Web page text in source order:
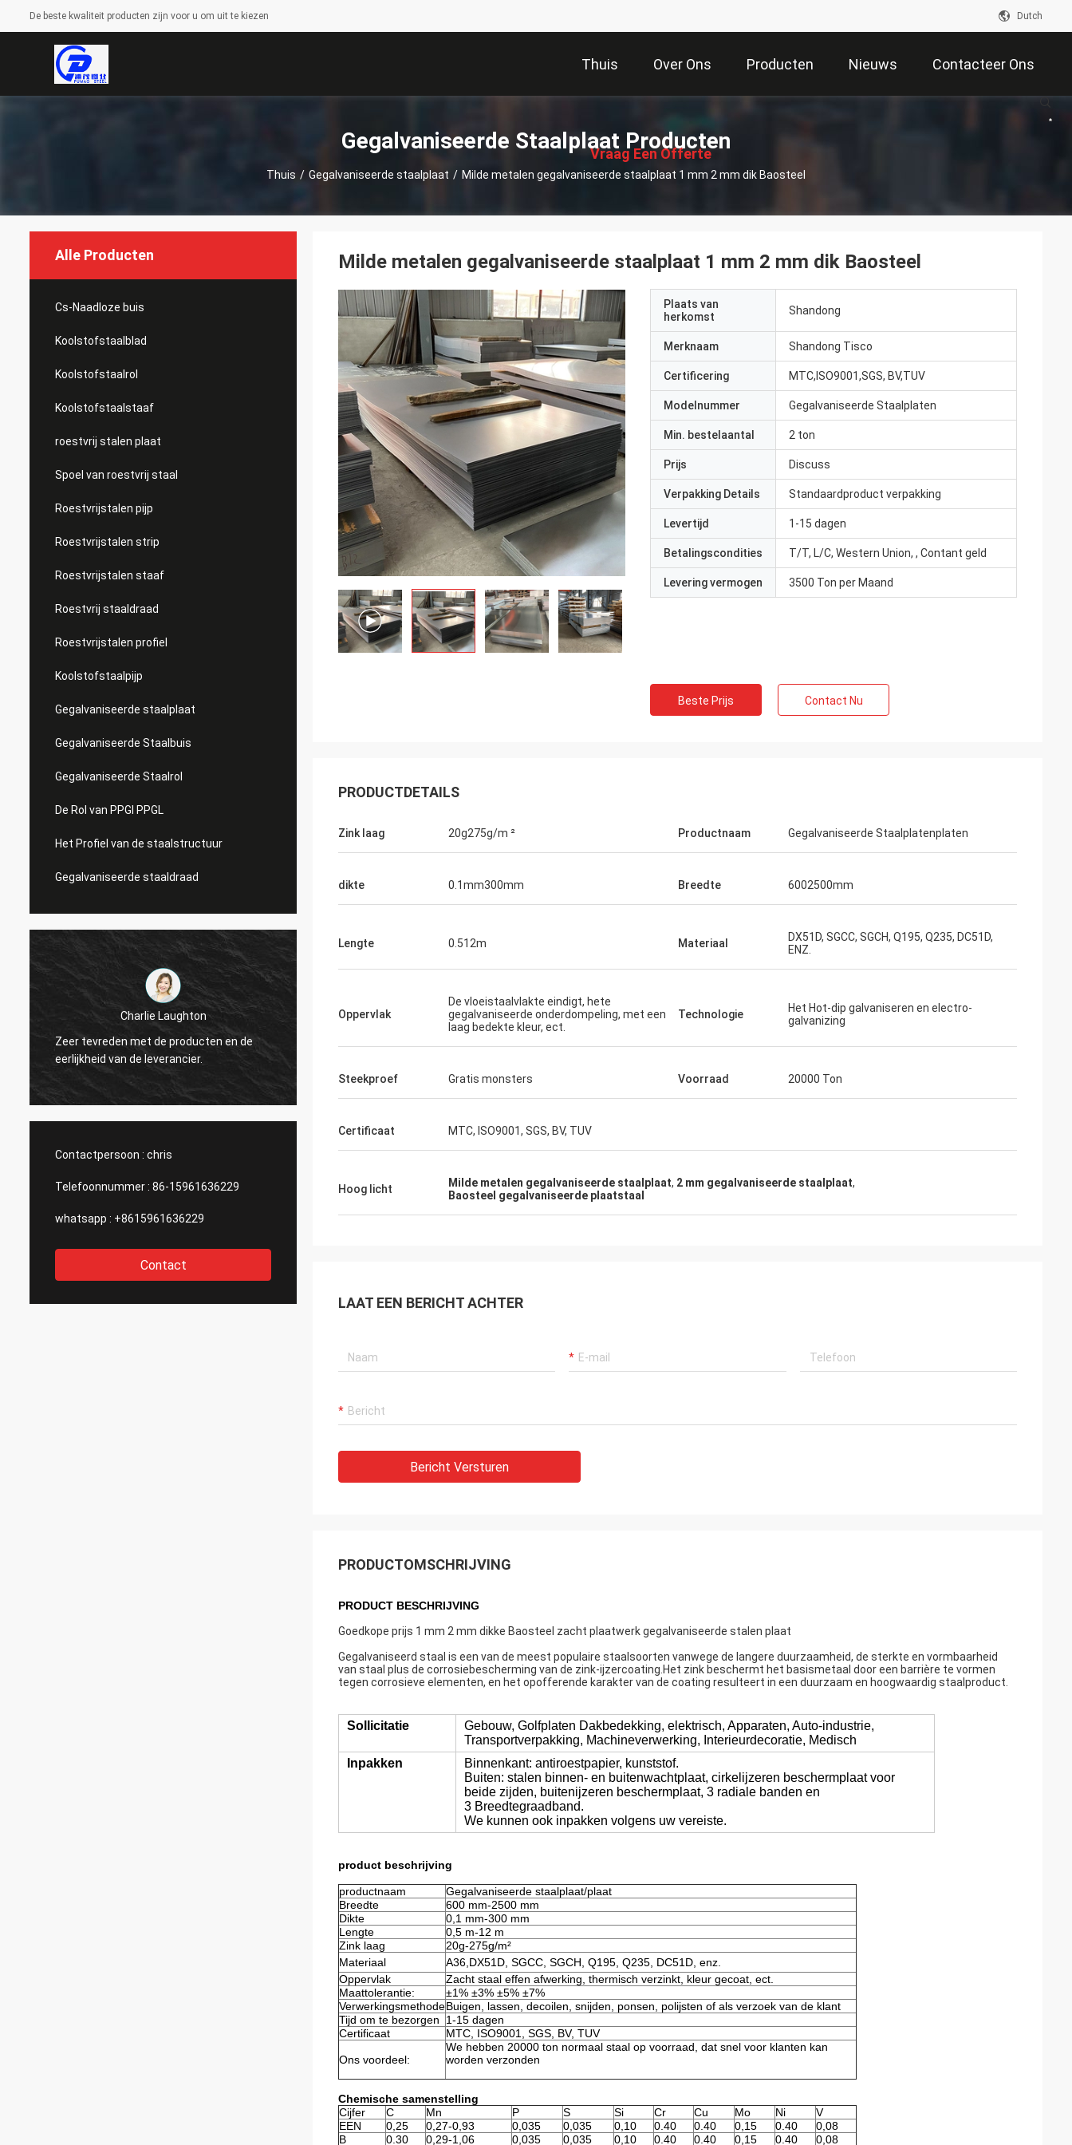
De beste kwaliteit producten zijn voor u om uit te kiezen Dutch
Thuis Over Ons Producten Nieuws Contacteer Ons
述
Vraag Een Offerte
Aan
Gegalvaniseerde Staalplaat Producten
Thuis / Gegalvaniseerde staalplaat / Milde metalen gegalvaniseerde staalplaat 1 mm 2 mm dik Baosteel
Alle Producten
Cs-Naadloze buis
Koolstofstaalblad
Koolstofstaalrol
Koolstofstaalstaaf
roestvrij stalen plaat
Spoel van roestvrij staal
Roestvrijstalen pijp
Roestvrijstalen strip
Roestvrijstalen staaf
Roestvrij staaldraad
Roestvrijstalen profiel
Koolstofstaalpijp
Gegalvaniseerde staalplaat
Gegalvaniseerde Staalbuis
Gegalvaniseerde Staalrol
De Rol van PPGI PPGL
Het Profiel van de staalstructuur
Gegalvaniseerde staaldraad
Charlie Laughton
Zeer tevreden met de producten en de
eerlijkheid van de leverancier.
Ervoor gezorgde Vivian had ik een super
herhalingsklant kende zij onze specifieke
productvereisten zelfs zonder me die
vragen. Adviseer grondig behandelend
Wij trots om te zeggen wij zijn
Contactpersoon : chris
Telefoonnummer : 86-15961636229
whatsapp : +8615961636229
Contact
Milde metalen gegalvaniseerde staalplaat 1 mm 2 mm dik Baosteel
Plaats van
herkomst
Shandong
Merknaam Shandong Tisco
Certificering MTC,ISO9001,SGS, BV,TUV
Modelnummer Gegalvaniseerde Staalplaten
Min. bestelaantal 2 ton
Prijs Discuss
Verpakking Details Standaardproduct verpakking
Levertijd 1-15 dagen
Betalingscondities T/T, L/C, Western Union, , Contant geld
Levering vermogen 3500 Ton per Maand
Beste Prijs Contact Nu
PRODUCTDETAILS
Zink laag 20g275g/m ² Productnaam Gegalvaniseerde Staalplatenplaten
dikte 0.1mm300mm Breedte 6002500mm
Lengte 0.512m Materiaal
DX51D, SGCC, SGCH, Q195, Q235, DC51D,
ENZ.
Oppervlak
De vloeistaalvlakte eindigt, hete
gegalvaniseerde onderdompeling, met een
laag bedekte kleur, ect.
Technologie
Het Hot-dip galvaniseren en electro-
galvanizing
Steekproef Gratis monsters Voorraad 20000 Ton
Certificaat MTC, ISO9001, SGS, BV, TUV
Hoog licht Milde metalen gegalvaniseerde staalplaat, 2 mm gegalvaniseerde staalplaat,
Baosteel gegalvaniseerde plaatstaal
LAAT EEN BERICHT ACHTER
Bericht Versturen
PRODUCTOMSCHRIJVING
PRODUCT BESCHRIJVING
Goedkope prijs 1 mm 2 mm dikke Baosteel zacht plaatwerk gegalvaniseerde stalen plaat
Gegalvaniseerd staal is een van de meest populaire staalsoorten vanwege de langere duurzaamheid, de sterkte en vormbaarheid
van staal plus de corrosiebescherming van de zink-ijzercoating.Het zink beschermt het basismetaal door een barrière te vormen
tegen corrosieve elementen, en het opofferende karakter van de coating resulteert in een duurzaam en hoogwaardig staalproduct.
Sollicitatie
Gebouw, Golfplaten Dakbedekking, elektrisch, Apparaten, Auto-industrie,
Transportverpakking, Machineverwerking, Interieurdecoratie, Medisch
Inpakken
Binnenkant: antiroestpapier, kunststof.
Buiten: stalen binnen- en buitenwachtplaat, cirkelijzeren beschermplaat voor
beide zijden, buitenijzeren beschermplaat, 3 radiale banden en
3 Breedtegraadband.
We kunnen ook inpakken volgens uw vereiste.
product beschrijving
productnaam
Gegalvaniseerde staalplaat/plaat
Breedte
600 mm-2500 mm
Dikte
0,1 mm-300 mm
Lengte
0,5 m-12 m
Zink laag
20g-275g/m²
Materiaal
A36, DX51D, SGCC, SGCH, Q195, Q235, DC51D, enz.
Oppervlak
Zacht staal effen afwerking, thermisch verzinkt, kleur gecoat, ect.
Maattolerantie:
±1% ±3% ±5% ±7%
VerwerkingsmethodeBuigen, lassen, decoilen, snijden, ponsen, polijsten of als verzoek van de klant
Tijd om te bezorgen
1-15 dagen
Certificaat
MTC, ISO9001, SGS, BV, TUV
Ons voordeel:
We hebben 20000 ton normaal staal op voorraad, dat snel voor klanten kan
worden verzonden
Chemische samenstelling
Cijfer
C Mn P S Si Cr Cu Mo Ni
V
EEN
0,25 0,27-0,93 0,035 0,035 0,10 0.40 0.40 0,15 0.40
0,08
B
0.30 0,29-1,06 0,035 0,035 0,10 0.40 0.40 0,15 0.40 0,08